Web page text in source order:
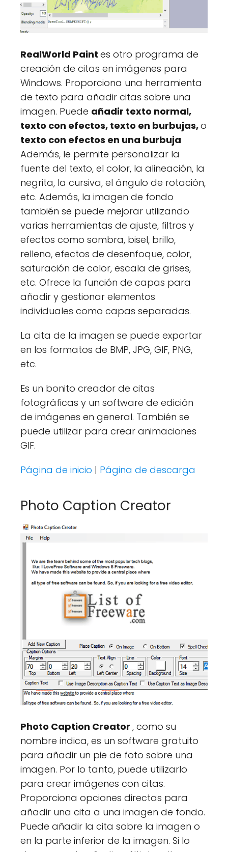
RealWorld Paint es otro programa de
creación de citas en imágenes para
Windows. Proporciona una herramienta
de texto para añadir citas sobre una
imagen. Puede añadir texto normal,
texto con efectos, texto en burbujas,o
texto con efectos en una burbuja
Además, le permite personalizar la
fuente del texto, el color, la alineación, la
negrita, la cursiva, el ángulo de rotación,
etc. Además, la imagen de fondo
también se puede mejorar utilizando
varias herramientas de ajuste, filtros y
efectos como sombra, bisel, brillo,
relleno, efectos de desenfoque, color,
saturación de color, escala de grises,
etc. Ofrece la función de capas para
añadir y gestionar elementos
individuales como capas separadas.
La cita de la imagen se puede exportar
en los formatos de BMP, JPG, GIF, PNG,
etc.
Es un bonito creador de citas
fotográficas y un software de edición
de imágenes en general. También se
puede utilizar para crear animaciones
GIF.
Página de inicio | Página de descarga
Photo Caption Creator
Photo Caption Creator , como su
nombre indica, es un software gratuito
para añadir un pie de foto sobre una
imagen. Por lo tanto, puede utilizarlo
para crear imágenes con citas.
Proporciona opciones directas para
añadir una cita a una imagen de fondo.
Puede añadir la cita sobre la imagen o
en la parte inferior de la imagen. Si lo